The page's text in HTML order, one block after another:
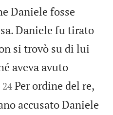
Daniele fosse
Daniele fu tirato
si trovò su di lui
aveva avuto


24 Per ordine del re,
accusato Daniele